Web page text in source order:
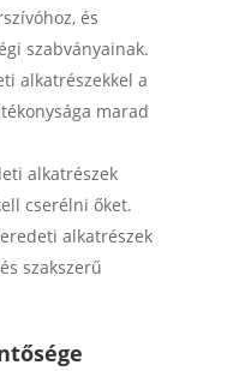
és
szabványainak.
alkatrészekkel a
marad
alkatrészek
cserélni őket.
alkatrészek
szakszerű